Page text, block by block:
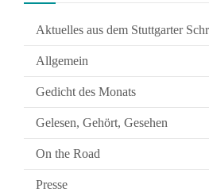
Aktuelles aus dem Stuttgarter
Allgemein
Gedicht des Monats
Gelesen, Gehört, Gesehen
On the Road
Presse